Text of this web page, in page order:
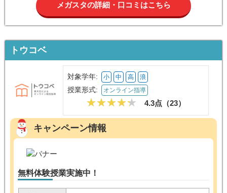
メガスタの詳細・口コミはこちら
トウコベ
対象学年: 小 中 高 浪
授業形式: オンライン指導
4.3点（23）
キャンペーン情報
無料体験授業実施中！